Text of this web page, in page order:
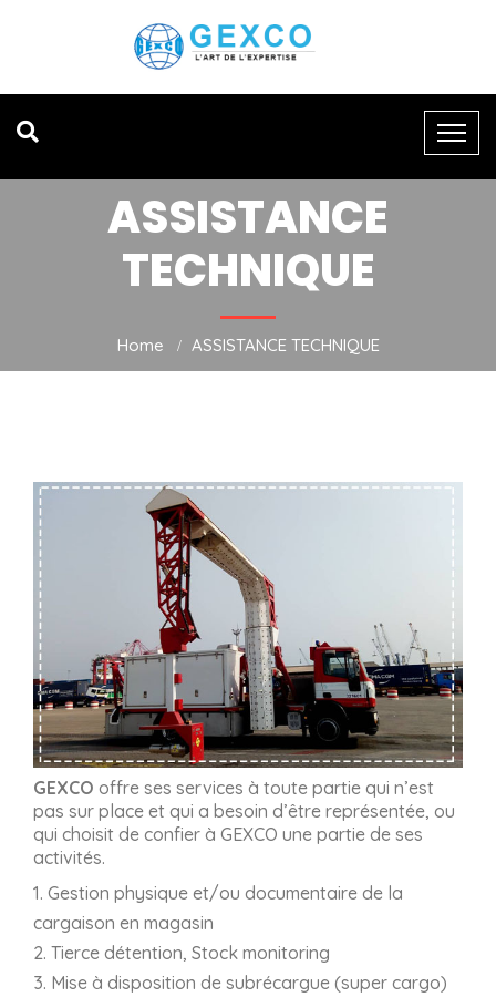
ASSISTANCE
TECHNIQUE
Home ASSISTANCE TECHNIQUE
GEXCO offre ses services à toute partie qui n’est
pas sur place et qui a besoin d’être représentée, ou
qui choisit de confier à GEXCO une partie de ses
activités.
1. Gestion physique et/ou documentaire de la
cargaison en magasin
2. Tierce détention, Stock monitoring
3. Mise à disposition de subrécargue (super cargo)